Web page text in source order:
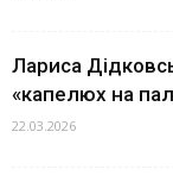
Лариса
«капелюх на
22.03.2026